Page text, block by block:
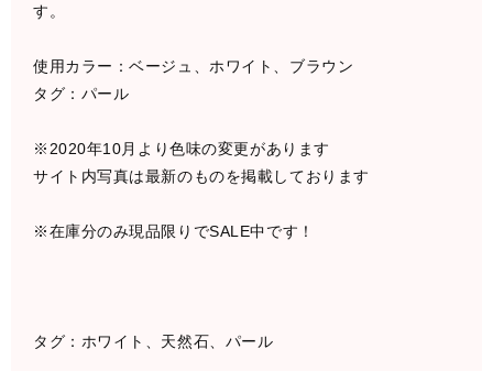
す。
使用カラー：ベージュ、ホワイト、ブラウン
タグ：パール
※2020年10月より色味の変更があります
サイト内写真は最新のものを掲載しております
※在庫分のみ現品限りでSALE中です！
タグ：ホワイト、天然石、パール